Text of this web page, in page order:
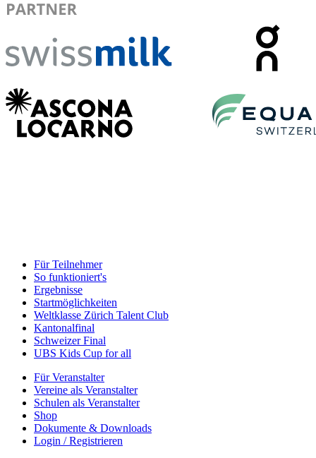
Für Teilnehmer
So funktioniert's
Ergebnisse
Startmöglichkeiten
Weltklasse Zürich Talent Club
Kantonalfinal
Schweizer Final
UBS Kids Cup for all
Für Veranstalter
Vereine als Veranstalter
Schulen als Veranstalter
Shop
Dokumente & Downloads
Login / Registrieren